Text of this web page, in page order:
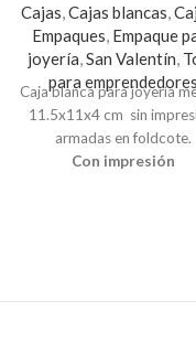
Cajas,Cajas blancas,
Empaques, Empaque
joyería,San Valentín,
para emprendedores
Caja blanca para joyería
11.5x11x4 cm sin
armadas en foldcote.
Con impresión